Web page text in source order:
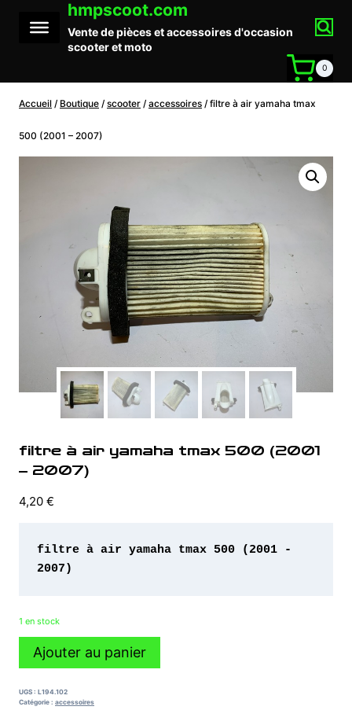
contenu
hmpscoot.com
Vente de pièces et accessoires d'occasion
scooter et moto
0
Accueil / Boutique / scooter / accessoires / filtre à air yamaha tmax
500 (2001 – 2007)
filtre à air yamaha tmax 500 (2001
– 2007)
4,20 €
filtre à air yamaha tmax 500 (2001 -
2007)
1 en stock
quantité
à
air
Ajouter au panier
UGS : L194.102
Catégorie : accessoires